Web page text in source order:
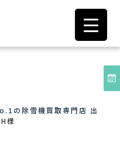
の除雪機買取専門店 出
様